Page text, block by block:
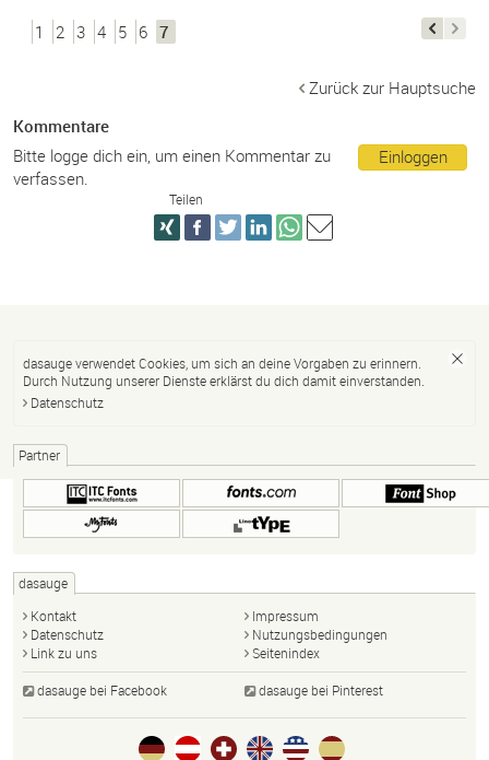
1 2 3 4 5 6 7
Zurück zur Hauptsuche
Kommentare
Einloggen
Bitte logge dich ein, um einen Kommentar zu
verfassen.
Teilen
dasauge verwendet Cookies, um sich an deine Vorgaben zu erinnern.
Durch Nutzung unserer Dienste erklärst du dich damit einverstanden.
Datenschutz
Partner
dasauge
Kontakt
Impressum
Datenschutz
Nutzungsbedingungen
Link zu uns
Seitenindex
dasauge bei Facebook dasauge bei Pinterest